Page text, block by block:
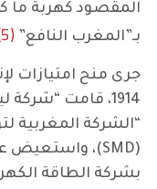
المقصود كهربة ما
بـ”المغرب النافع” (5)
جرى منح امتيازات
1914، قامت “شركة
“الشركة المغربية